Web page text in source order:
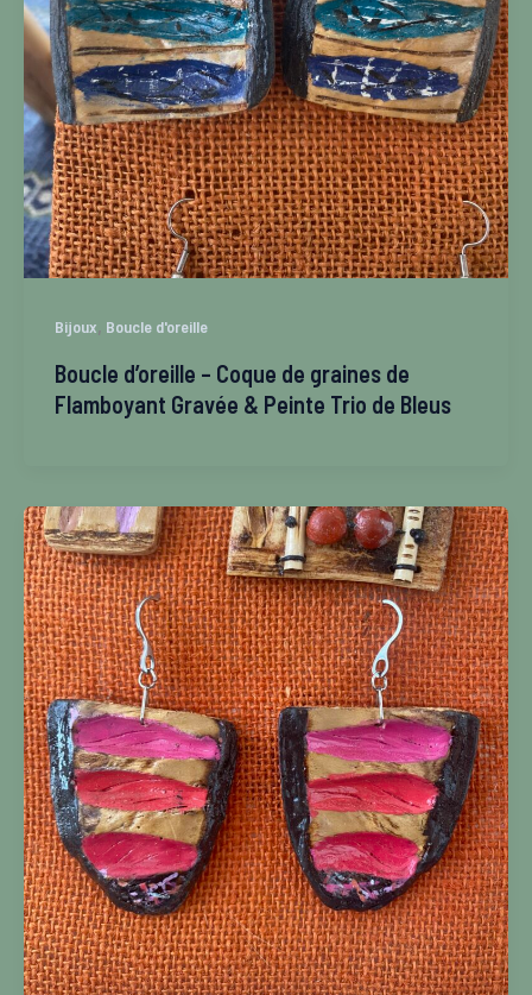
Bijoux, Boucle d'oreille
Boucle d’oreille – Coque de graines de
Flamboyant Gravée & Peinte Trio de Bleus